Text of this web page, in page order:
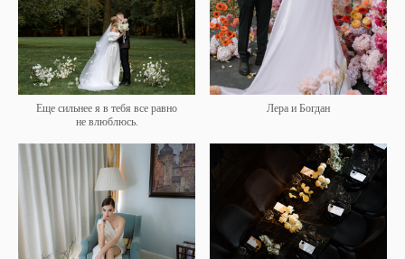
Еще сильнее я в тебя все равно
не влюблюсь.
Лера и Богдан